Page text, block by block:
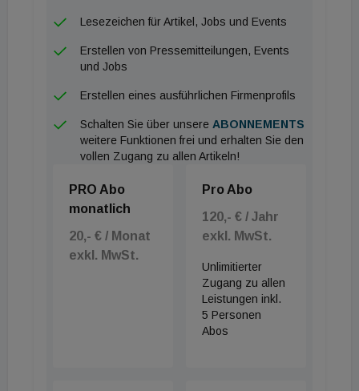
Nachhaltigkeit
Viele Themen im Vortragsprogramm des
Einsparung. Das ist auch notwendig, denn wenn
nicht die Baubranche, wer soll Ideen zu CO2-
Einsparung bringen, die sich wesentlich auswirken?
BIM-Service, Koop Award & Expo
Peter Krammer, Geschäftsführer Swietelsky AG
und Vorstandsvorsitzender der ÖBV, wird das
brandneue Service im Bereich BIM in der
Anlässlich des Kongresses wird auch der begehrte
Koop Award für Österreichs kooperativste Teams in
Lesezeichen für Artikel, Jobs und Events
Erstellen von Pressemitteilungen, Events
und Jobs
Erstellen eines ausführlichen Firmenprofils
Schalten Sie über unsere ABONNEMENTS
weitere Funktionen frei und erhalten Sie den
vollen Zugang zu allen Artikeln!
PRO Abo
monatlich
20,- € / Monat
exkl. MwSt.
Pro Abo
120,- € / Jahr
exkl. MwSt.
Unlimitierter
Zugang zu allen
Leistungen inkl.
5 Personen
Abos